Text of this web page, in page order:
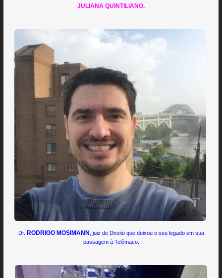
JULIANA QUINTILIANO.
Dr. RODRIGO MOSIMANN , juiz de Direito que deixou o seu legado em sua
passagem à Telêmaco.